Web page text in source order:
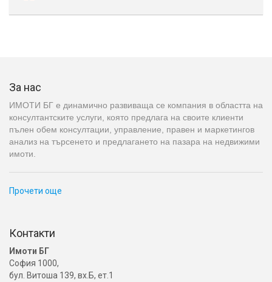
За нас
ИМОТИ БГ е динамично развиваща се компания в областта на
консултантските услуги, която предлага на своите клиенти
пълен обем консултации, управление, правен и маркетингов
анализ на търсенето и предлагането на пазара на недвижими
имоти.
Прочети още
Контакти
Имоти БГ
София 1000,
бул. Витоша 139, вх.Б, ет.1